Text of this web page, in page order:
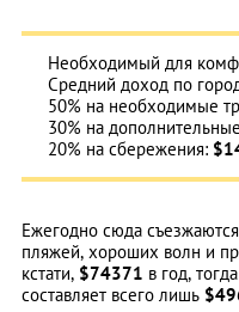
Необходимый для
Средний доход по
50% на необходимые
30% на
20% на сбережения:
Ежегодно сюда
пляжей, хороших волн и
кстати, $74371 в год,
составляет всего лишь